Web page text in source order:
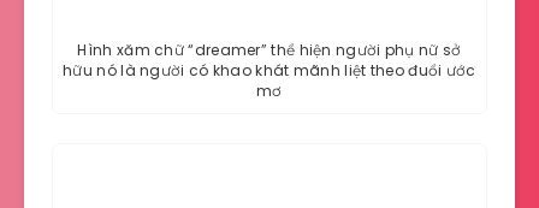
Hình xăm chữ “dreamer” thể hiện người phụ nữ sở
hữu nó là người có khao khát mãnh liệt theo đuổi ước
mơ